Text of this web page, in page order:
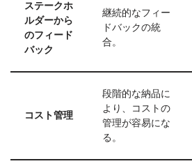
ステークホ
ルダーから
のフィード
バック
継続的なフィー
ドバックの統
合。
コスト管理
段階的な納品に
より、コストの
管理が容易にな
る。